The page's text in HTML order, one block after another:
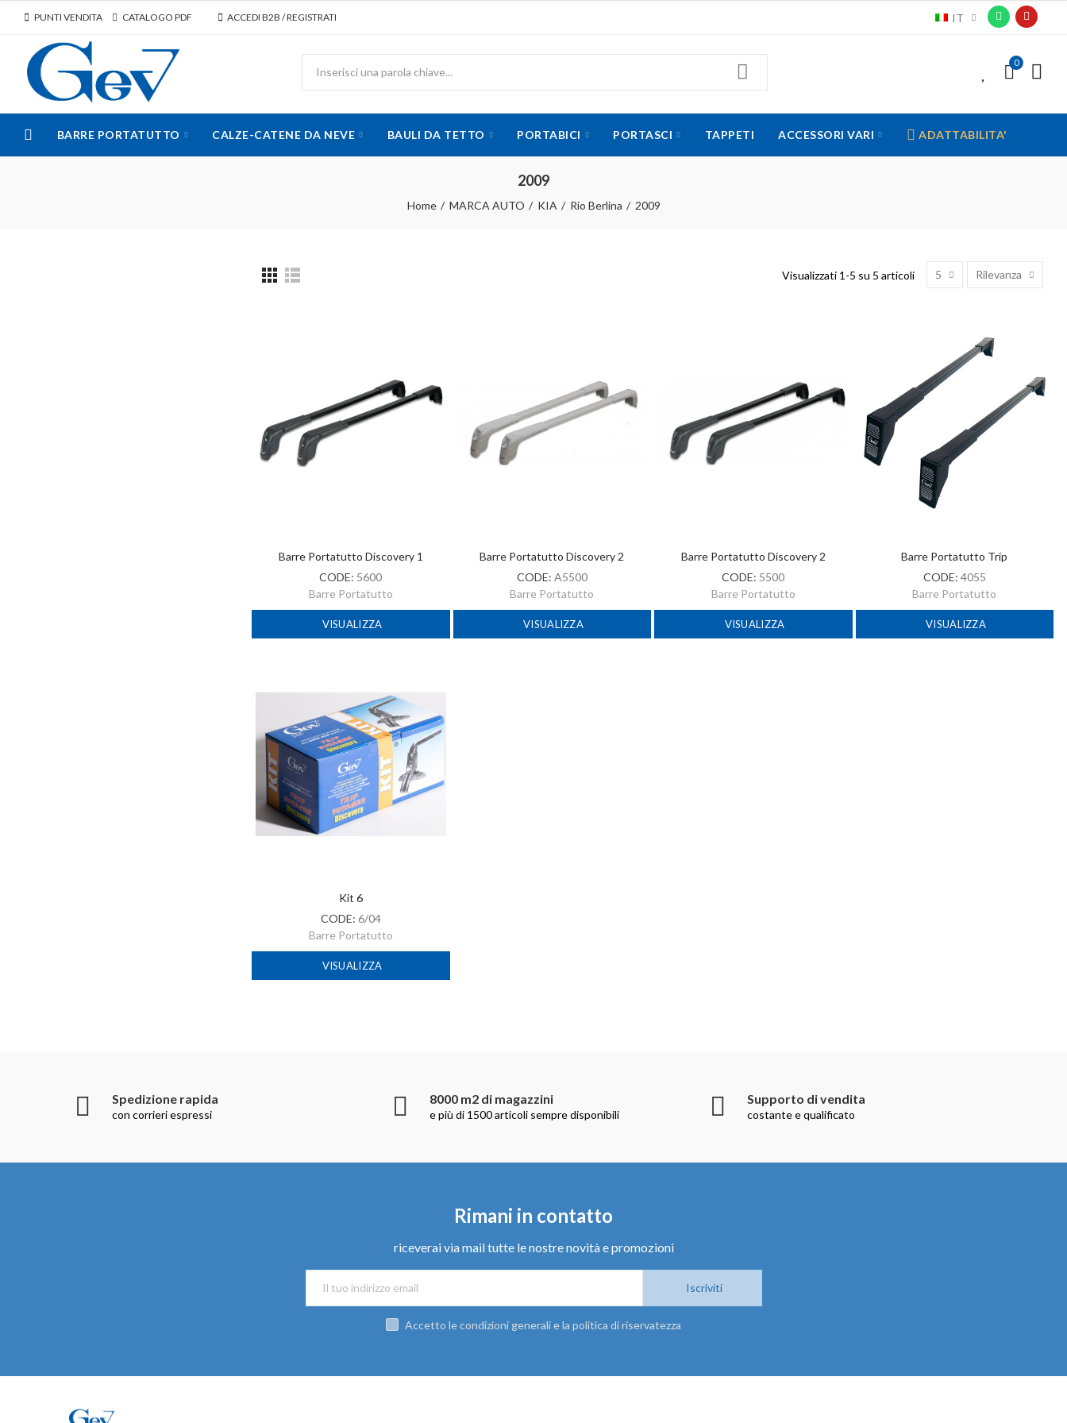
PUNTI VENDITA CATALOGO PDF ACCEDI B2B / REGISTRATI IT
0
BARRE PORTATUTTO CALZE-CATENE DA NEVE BAULI DA TETTO PORTABICI PORTASCI TAPPETI ACCESSORI VARI ADATTABILITA'
2009
Home MARCA AUTO KIA Rio Berlina 2009
Visualizzati 1-5 su 5 articoli 5 Rilevanza
Barre Portatutto Discovery 1
CODE: 5600
Barre Portatutto
VISUALIZZA
Barre Portatutto Discovery 2
CODE: A5500
Barre Portatutto
VISUALIZZA
Barre Portatutto Discovery 2
CODE: 5500
Barre Portatutto
VISUALIZZA
Barre Portatutto Trip
CODE: 4055
Barre Portatutto
VISUALIZZA
Kit 6
CODE: 6/04
Barre Portatutto
VISUALIZZA
Spedizione rapida
con corrieri espressi
8000 m2 di magazzini
e più di 1500 articoli sempre disponibili
Supporto di vendita
costante e qualificato
Rimani in contatto
riceverai via mail tutte le nostre novità e promozioni
Iscriviti
Accetto le condizioni generali e la politica di riservatezza